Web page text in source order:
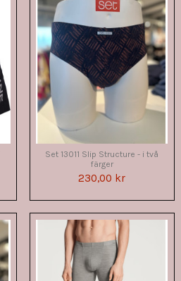
Set 13011 Slip Structure - i två
färger
230,00 kr